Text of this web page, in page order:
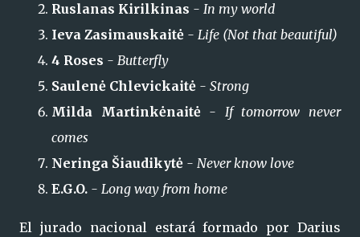
Ruslanas Kirilkinas - In my world
Ieva Zasimauskaitė - Life (Not that beautiful)
4 Roses - Butterfly
Saulenė Chlevickaitė - Strong
Milda Martinkėnaitė- If tomorrow never
comes
Neringa Šiaudikytė - Never know love
E.G.O. - Long way from home
El jurado nacional estará formado por Darius